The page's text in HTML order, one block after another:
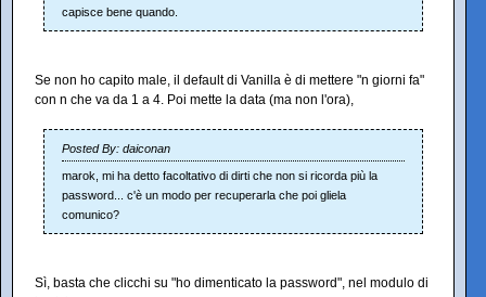
capisce bene quando.
Se non ho capito male, il default di Vanilla è di mettere "n giorni fa"
con n che va da 1 a 4. Poi mette la data (ma non l'ora),
Posted By: daiconan
marok, mi ha detto facoltativo di dirti che non si ricorda più la
password... c'è un modo per recuperarla che poi gliela
comunico?
Sì, basta che clicchi su "ho dimenticato la password", nel modulo di